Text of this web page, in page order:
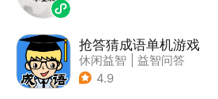
抢答猜成语单机游戏
休闲益智
益智问答
| 成语
4.9